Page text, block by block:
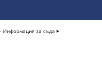
Информация за съда